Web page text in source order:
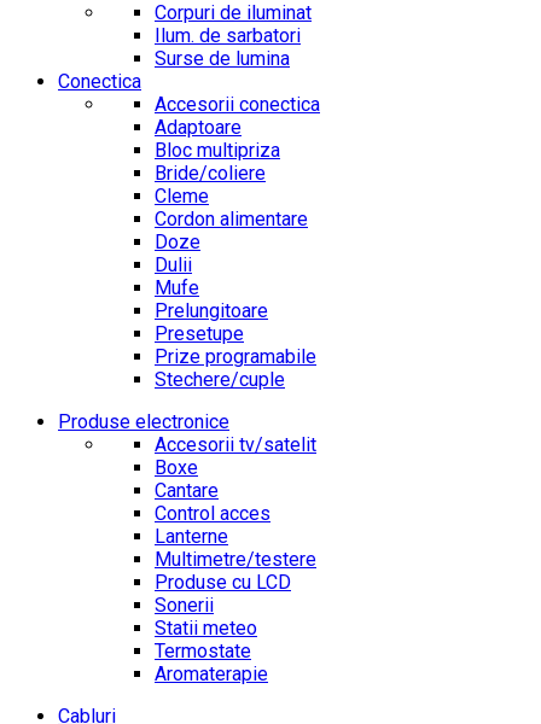
Corpuri de iluminat
Ilum. de sarbatori
Surse de lumina
Conectica
Accesorii conectica
Adaptoare
Bloc multipriza
Bride/coliere
Cleme
Cordon alimentare
Doze
Dulii
Mufe
Prelungitoare
Presetupe
Prize programabile
Stechere/cuple
Produse electronice
Accesorii tv/satelit
Boxe
Cantare
Control acces
Lanterne
Multimetre/testere
Produse cu LCD
Sonerii
Statii meteo
Termostate
Aromaterapie
Cabluri